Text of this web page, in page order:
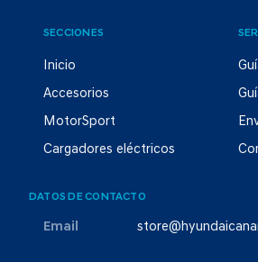
SECCIONES
Inicio
Accesorios
MotorSport
Cargadores eléctricos
DATOS DE CONTACTO
Email